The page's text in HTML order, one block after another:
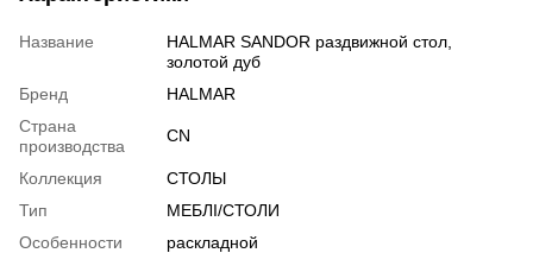
Название
HALMAR SANDOR раздвижной стол,
золотой дуб
Бренд
HALMAR
Страна
производства
CN
Коллекция
СТОЛЫ
Тип
МЕБЛІ/СТОЛИ
Особенности
раскладной